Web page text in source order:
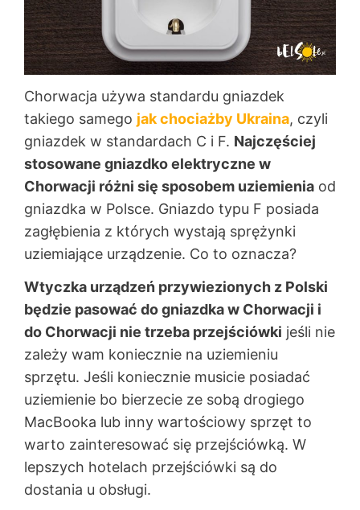
Chorwacja używa standardu gniazdek
takiego samego jak chociażby Ukraina, czyli
gniazdek w standardach C i F. Najczęściej
stosowane gniazdko elektryczne w
Chorwacji różni się sposobem uziemienia od
gniazdka w Polsce. Gniazdo typu F posiada
zagłębienia z których wystają sprężynki
uziemiające urządzenie. Co to oznacza?
Wtyczka urządzeń przywiezionych z Polski
będzie pasować do gniazdka w Chorwacji i
do Chorwacji nie trzeba przejściówki jeśli nie
zależy wam koniecznie na uziemieniu
sprzętu. Jeśli koniecznie musicie posiadać
uziemienie bo bierzecie ze sobą drogiego
MacBooka lub inny wartościowy sprzęt to
warto zainteresować się przejściówką. W
lepszych hotelach przejściówki są do
dostania u obsługi.